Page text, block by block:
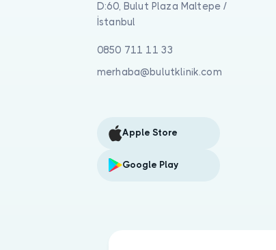
D:60, Bulut Plaza Maltepe /
İstanbul
0850 711 11 33
merhaba@bulutklinik.com
Apple Store
Google Play